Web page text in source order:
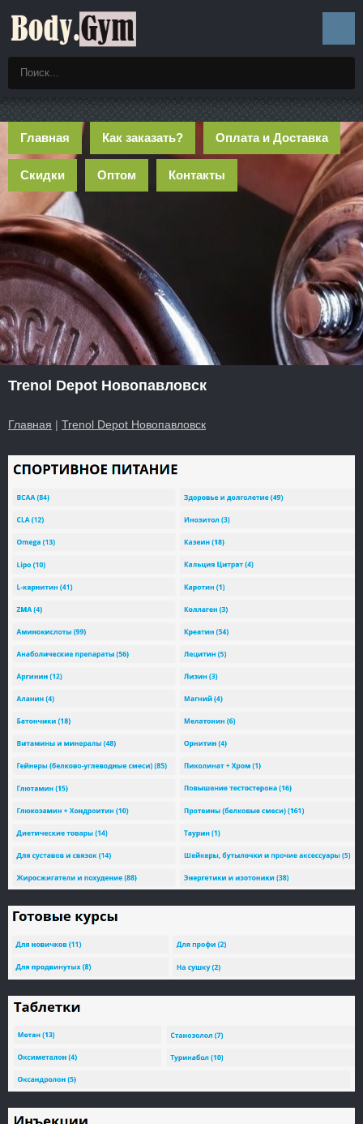
Главная Как заказать? Оплата и Доставка
Скидки Оптом Контакты
Trenol Depot Новопавловск
Главная | Trenol Depot Новопавловск